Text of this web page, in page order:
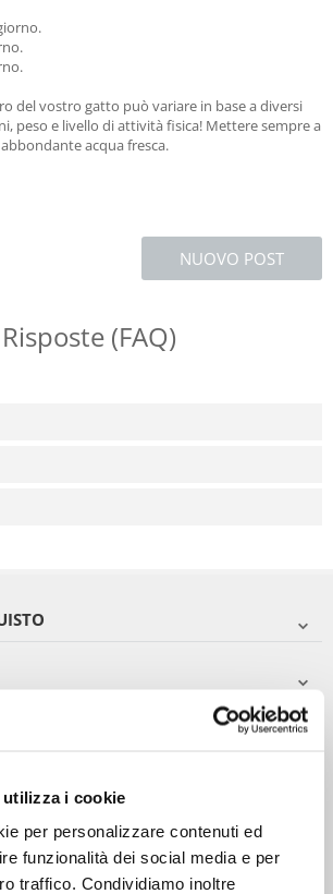
i cookie
per personalizzare contenuti ed
funzionalità dei social media e per
traffico. Condividiamo inoltre
del vostro gatto può variare in base a diversi
peso e livello di attività fisica! Mettere sempre a
acqua fresca.
NUOVO POST
(FAQ)